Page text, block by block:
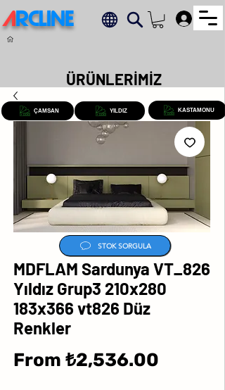
ARCLINE
MDFLAM Sardunya VT_826
Yıldız Grup3 210x280
183x366 vt826 Düz
Renkler
From ₺2,536.00
ÇAMSAN YILDIZ KASTAMONU
STOK SORGULA
ÜRÜNLERİMİZ